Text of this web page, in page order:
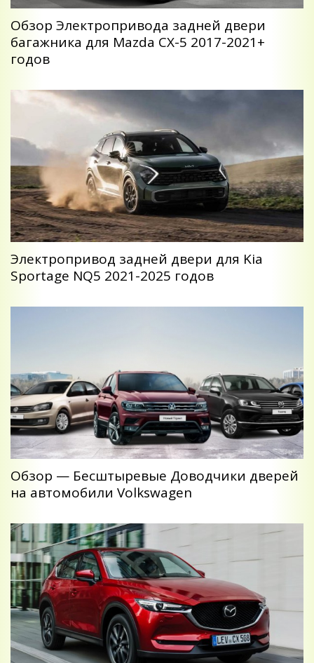
Обзор Электропривода задней двери
багажника для Mazda CX-5 2017-2021+
годов
Электропривод задней двери для Kia
Sportage NQ5 2021-2025 годов
Обзор — Беcштыревые Доводчики дверей
на автомобили Volkswagen